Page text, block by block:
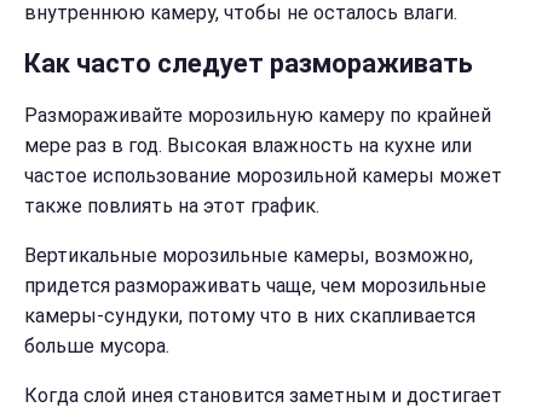
внутреннюю камеру, чтобы не осталось влаги.
Как часто следует размораживать
Размораживайте морозильную камеру по крайней
мере раз в год. Высокая влажность на кухне или
частое использование морозильной камеры может
также повлиять на этот график.
Вертикальные морозильные камеры, возможно,
придется размораживать чаще, чем морозильные
камеры-сундуки, потому что в них скапливается
больше мусора.
Когда слой инея становится заметным и достигает